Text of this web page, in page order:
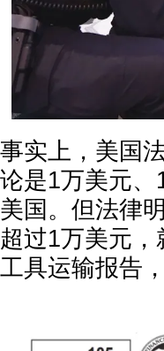
事实上，美国
论是1万美元
美国。但法律
超过1万美元
工具运输报告